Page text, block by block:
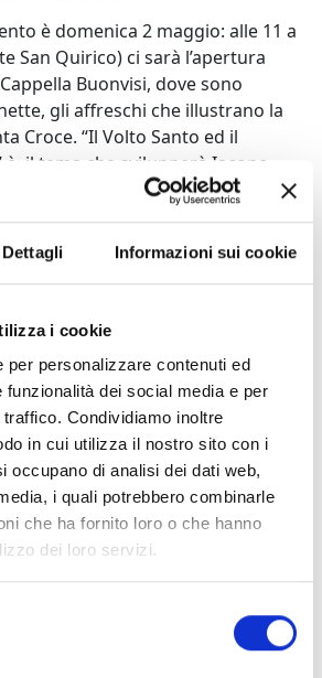
Dettagli Informazioni sui cookie
i cookie
per personalizzare contenuti ed
funzionalità dei social media e per
Condividiamo inoltre
in cui utilizza il nostro sito con i
occupano di analisi dei dati web,
i quali potrebbero combinarle
che ha fornito loro o che hanno
dei loro servizi.
è domenica 2 maggio: alle 11 a
San Quirico) ci sarà l’apertura
Buonvisi, dove sono
gli affreschi che illustrano la
Croce. “Il Volto Santo ed il
è il tema che svilupperà Iacopo
musicale “Il chiostro delle
e volgare” realizzato da voci e
sul Teatro medioevale
Cantilena Antiqua e di
alle 17 nella chiesa di San
dottoressa Chiara Bozzoli parlerà
Cristoforo – Lettura della Leggenda
Beato Leobino”, con la voce
e l’intervento musicale “Inni e
alla Croce” del Laboratorio sul
dell’Ensemble Cantilena
Lucensis, diretto da Stefano